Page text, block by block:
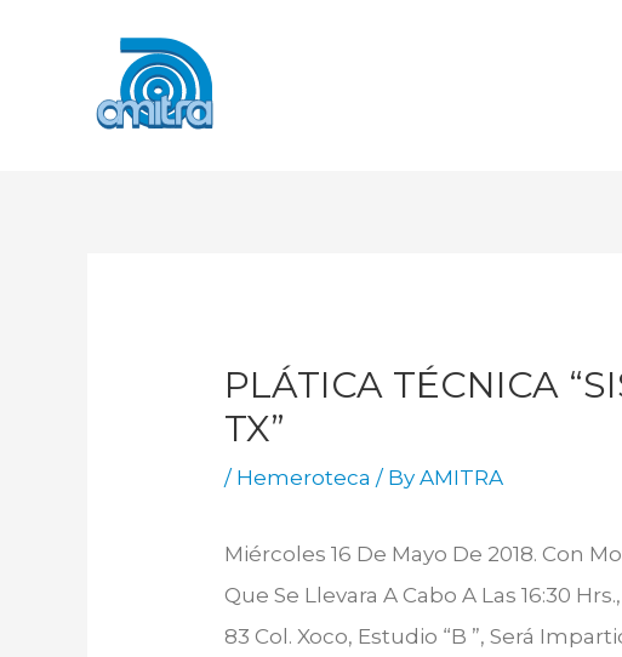
PLÁTICA TÉCNICA
TX”
/ Hemeroteca / ByAMITRA
Miércoles 16 De Mayo De 2018. Con
Que Se Llevara A Cabo A Las 16:30
83 Col. Xoco, Estudio “B ”, Será